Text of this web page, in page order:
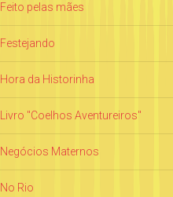
Feito pelas mães
Festejando
Hora da Historinha
Livro "Coelhos Aventureiros"
Negócios Maternos
No Rio